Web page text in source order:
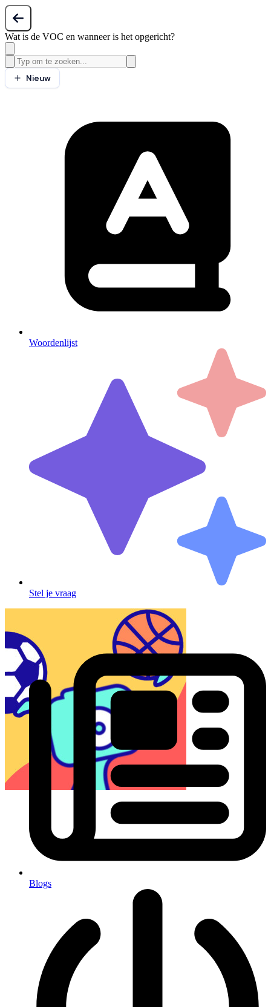
Wat is de VOC en wanneer is het opgericht?
Nieuw
Woordenlijst
Stel je vraag
Blogs